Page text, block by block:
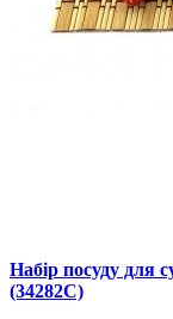
Набір посуду для
(34282C)